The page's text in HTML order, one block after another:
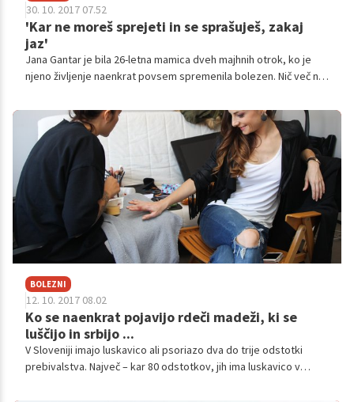
30. 10. 2017 07.52
'Kar ne moreš sprejeti in se sprašuješ, zakaj
jaz'
Jana Gantar je bila 26-letna mamica dveh majhnih otrok, ko je
njeno življenje naenkrat povsem spremenila bolezen. Nič več ni
bolečih in oteklih sklepov nenadoma imela težave pri opravljanju
najbolj osnovnih vsakdanjih del. Vse je spremenil psoriatični
artritis, kronično vnetno obolenje.
BOLEZNI
12. 10. 2017 08.02
Ko se naenkrat pojavijo rdeči madeži, ki se
luščijo in srbijo ...
V Sloveniji imajo luskavico ali psoriazo dva do trije odstotki
prebivalstva. Največ – kar 80 odstotkov, jih ima luskavico v